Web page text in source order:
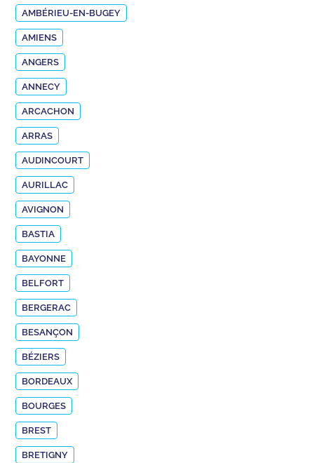
AMBÉRIEU-EN-BUGEY
AMIENS
ANGERS
ANNECY
ARCACHON
ARRAS
AUDINCOURT
AURILLAC
AVIGNON
BASTIA
BAYONNE
BELFORT
BERGERAC
BESANÇON
BÉZIERS
BORDEAUX
BOURGES
BREST
BRETIGNY